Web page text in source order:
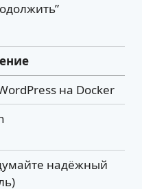
на Docker
надёжный